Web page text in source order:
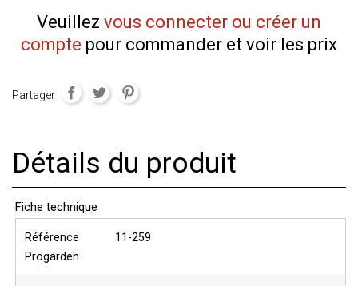
Veuillez vous connecter ou créer un
compte pour commander et voir les prix
Partager
Détails du produit
Fiche technique
Référence
Progarden
11-259